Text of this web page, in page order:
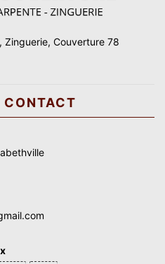
Couverture 78
CONTACT